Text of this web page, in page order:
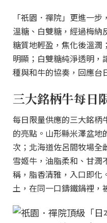
「祇園．禪院」更進一
溫糖、白雙糖，經過梅納
糖質地輕盈，焦化後溫潤
明顯；白雙糖純淨透明，
種與和牛的協奏，回應台
三大銘柄牛每日
每日限量供應的三大銘柄
的亮點。山形縣米澤盆地
次；北海道佐呂間牧場全
雪姬牛，油脂柔和、甘潤
稱，脂香清雅，入口即化
土，在同一口鑄鐵鍋裡，